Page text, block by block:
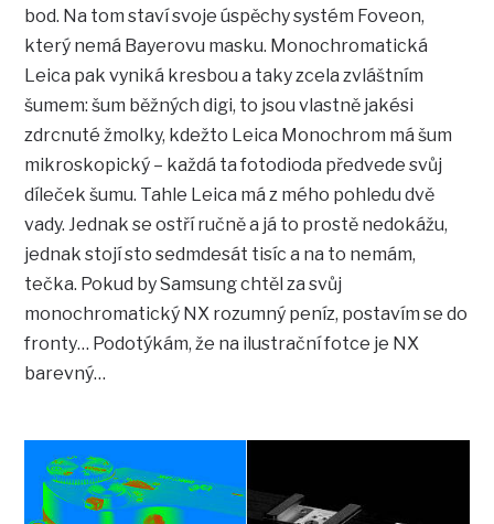
bod. Na tom staví svoje úspěchy systém Foveon,
který nemá Bayerovu masku. Monochromatická
Leica pak vyniká kresbou a taky zcela zvláštním
šumem: šum běžných digi, to jsou vlastně jakési
zdrcnuté žmolky, kdežto Leica Monochrom má šum
mikroskopický – každá ta fotodioda předvede svůj
díleček šumu. Tahle Leica má z mého pohledu dvě
vady. Jednak se ostří ručně a já to prostě nedokážu,
jednak stojí sto sedmdesát tisíc a na to nemám,
tečka. Pokud by Samsung chtěl za svůj
monochromatický NX rozumný peníz, postavím se do
fronty… Podotýkám, že na ilustrační fotce je NX
barevný…